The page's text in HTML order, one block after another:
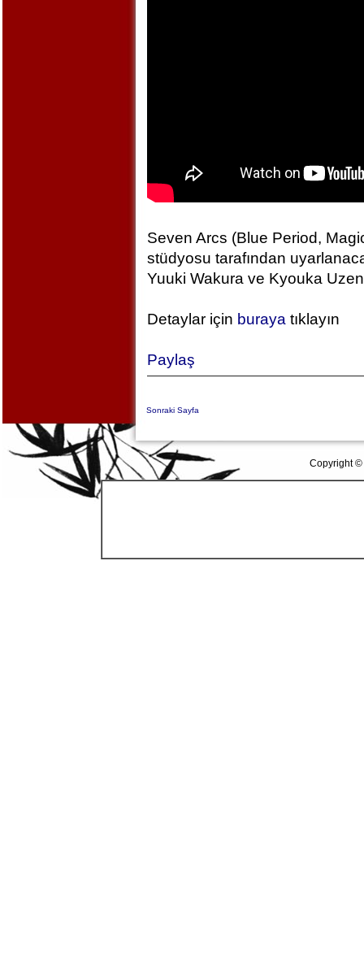
Seven Arcs (Blue Period,
stüdyosu tarafından
Yuuki Wakura ve Kyouka
Detaylar için buraya tıklayın
Paylaş
Sonraki Sayfa
Copyright ©